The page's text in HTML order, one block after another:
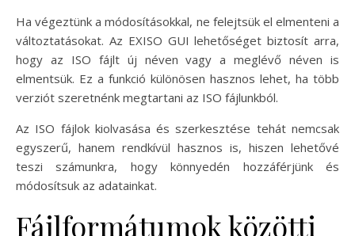
Ha végeztünk a módosításokkal, ne felejtsük el elmenteni a
változtatásokat. Az EXISO GUI lehetőséget biztosít arra,
hogy az ISO fájlt új néven vagy a meglévő néven is
elmentsük. Ez a funkció különösen hasznos lehet, ha több
verziót szeretnénk megtartani az ISO fájlunkból.
Az ISO fájlok kiolvasása és szerkesztése tehát nemcsak
egyszerű, hanem rendkívül hasznos is, hiszen lehetővé
teszi számunkra, hogy könnyedén hozzáférjünk és
módosítsuk az adatainkat.
Fájlformátumok közötti